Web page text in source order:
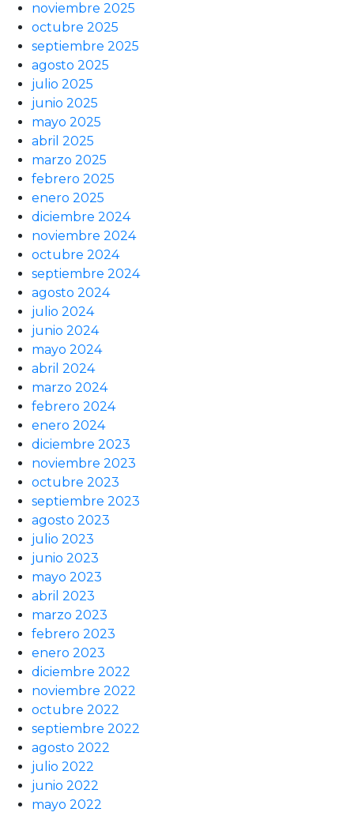
noviembre 2025
octubre 2025
septiembre 2025
agosto 2025
julio 2025
junio 2025
mayo 2025
abril 2025
marzo 2025
febrero 2025
enero 2025
diciembre 2024
noviembre 2024
octubre 2024
septiembre 2024
agosto 2024
julio 2024
junio 2024
mayo 2024
abril 2024
marzo 2024
febrero 2024
enero 2024
diciembre 2023
noviembre 2023
octubre 2023
septiembre 2023
agosto 2023
julio 2023
junio 2023
mayo 2023
abril 2023
marzo 2023
febrero 2023
enero 2023
diciembre 2022
noviembre 2022
octubre 2022
septiembre 2022
agosto 2022
julio 2022
junio 2022
mayo 2022